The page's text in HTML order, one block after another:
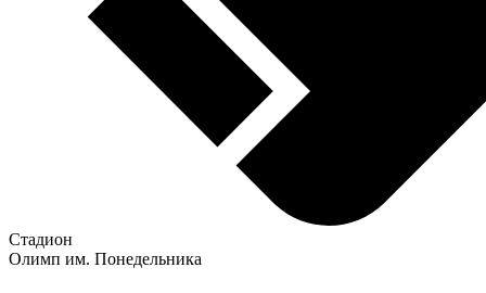
Стадион
Олимп им. Понедельника